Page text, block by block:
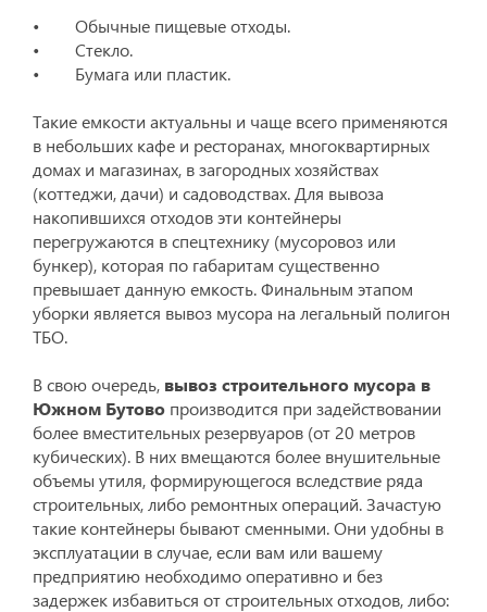
• Обычные пищевые отходы.
• Стекло.
• Бумага или пластик.
Такие емкости актуальны и чаще всего применяются
в небольших кафе и ресторанах, многоквартирных
домах и магазинах, в загородных хозяйствах
(коттеджи, дачи) и садоводствах. Для вывоза
накопившихся отходов эти контейнеры
перегружаются в спецтехнику (мусоровоз или
бункер), которая по габаритам существенно
превышает данную емкость. Финальным этапом
уборки является вывоз мусора на легальный полигон
ТБО.
В свою очередь, вывоз строительного мусора в
Южном Бутово производится при задействовании
более вместительных резервуаров (от 20 метров
кубических). В них вмещаются более внушительные
объемы утиля, формирующегося вследствие ряда
строительных, либо ремонтных операций. Зачастую
такие контейнеры бывают сменными. Они удобны в
эксплуатации в случае, если вам или вашему
предприятию необходимо оперативно и без
задержек избавиться от строительных отходов, либо: